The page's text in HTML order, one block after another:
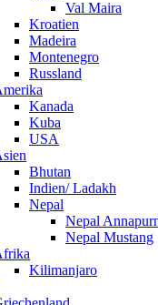
Val Maira
Kroatien
Madeira
Montenegro
Russland
Kanada
Kuba
USA
Bhutan
Indien/ Ladakh
Nepal
Nepal
Nepal Mustang
Kilimanjaro